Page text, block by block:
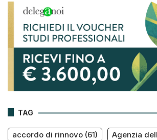
TAG
accordo di rinnovo (61) Agenzia